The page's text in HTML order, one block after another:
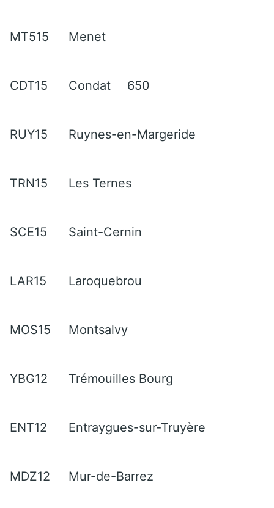
MT515 Menet
CDT15 Condat 650
RUY15 Ruynes-en-Margeride
TRN15 Les Ternes
SCE15 Saint-Cernin
LAR15 Laroquebrou
MOS15 Montsalvy
YBG12 Trémouilles Bourg
ENT12 Entraygues-sur-Truyère
MDZ12 Mur-de-Barrez